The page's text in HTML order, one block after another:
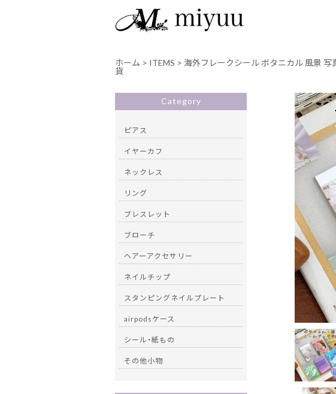
ホーム > ITEMS > 海外フレークシール ボタニカル 風景
貨
Category
ピアス
イヤーカフ
ネックレス
リング
ブレスレット
ブローチ
ヘアーアクセサリー
ネイルチップ
スタンピングネイルプレート
airpodsケース
シール・紙もの
その他小物